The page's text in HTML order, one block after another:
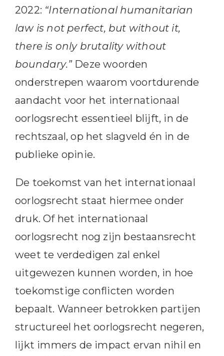
2022: “International humanitarian
law is not perfect, but without it,
there is only brutality without
boundary.”Deze woorden
onderstrepen waarom voortdurende
aandacht voor het internationaal
oorlogsrecht essentieel blijft, in de
rechtszaal, op het slagveld én in de
publieke opinie.
De toekomst van het internationaal
oorlogsrecht staat hiermee onder
druk. Of het internationaal
oorlogsrecht nog zijn bestaansrecht
weet te verdedigen zal enkel
uitgewezen kunnen worden, in hoe
toekomstige conflicten worden
bepaalt. Wanneer betrokken partijen
structureel het oorlogsrecht negeren,
lijkt immers de impact ervan nihil en